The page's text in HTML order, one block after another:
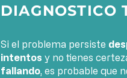
DIAGNOSTICO
Si el problema persiste
intentos y no tienes
fallando, es probable que